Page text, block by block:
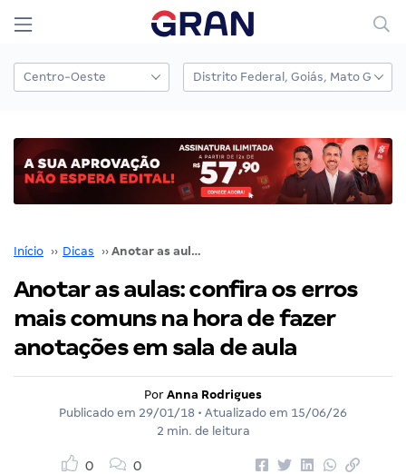
Início ›› Dicas ›› Anotar as aulas: confira os erros mais comuns na hora de fazer anotações em sala de aula
Anotar as aulas: confira os erros
mais comuns na hora de fazer
anotações em sala de aula
Por Anna Rodrigues
Publicado em 29/01/18 • Atualizado em 15/06/26
2 min. de leitura
0 0